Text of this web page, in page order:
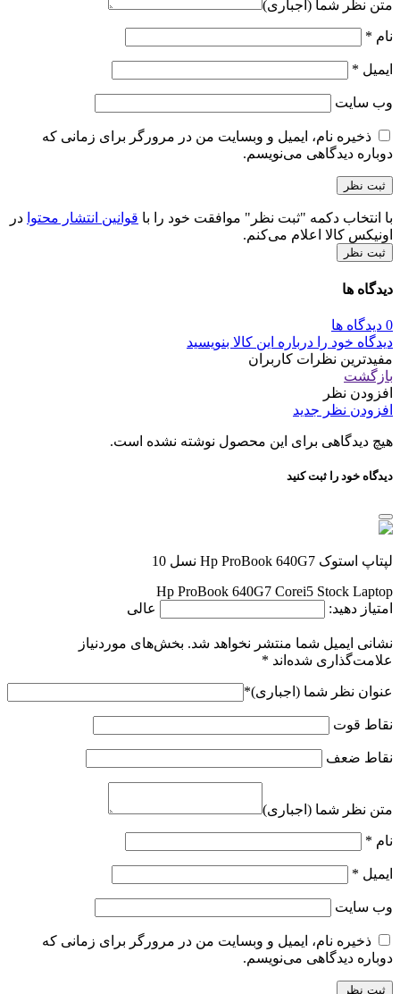
متن نظر شما (اجباری)
نام *
ایمیل *
وب‌ سایت
ذخیره نام، ایمیل و وبسایت من در مرورگر برای زمانی که
دوباره دیدگاهی می‌نویسم.
با انتخاب دکمه "ثبت نظر" موافقت خود را با قوانین انتشار محتوا در
اونیکس کالا اعلام می‌کنم.
ثبت نظر
دیدگاه ها
0 دیدگاه ها
دیدگاه خود را درباره این کالا بنویسید
مفیدترین نظرات کاربران
بازگشت
افزودن نظر
افزودن نظر جدید
هیچ دیدگاهی برای این محصول نوشته نشده است.
دیدگاه خود را ثبت کنید
لپتاپ استوک Hp ProBook 640G7 نسل 10
Hp ProBook 640G7 Corei5 Stock Laptop
امتیاز دهید:
عالی
نشانی ایمیل شما منتشر نخواهد شد. بخش‌های موردنیاز
علامت‌گذاری شده‌اند *
عنوان نظر شما (اجباری)*
نقاط قوت
نقاط ضعف
متن نظر شما (اجباری)
نام *
ایمیل *
وب‌ سایت
ذخیره نام، ایمیل و وبسایت من در مرورگر برای زمانی که
دوباره دیدگاهی می‌نویسم.